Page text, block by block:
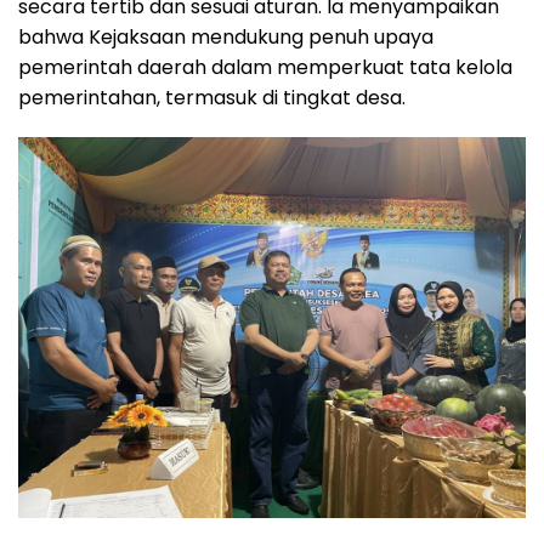
secara tertib dan sesuai aturan. Ia menyampaikan
bahwa Kejaksaan mendukung penuh upaya
pemerintah daerah dalam memperkuat tata kelola
pemerintahan, termasuk di tingkat desa.